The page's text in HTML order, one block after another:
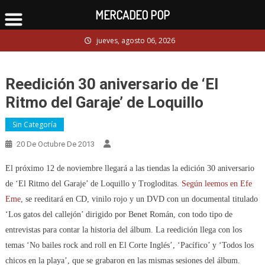
to
jueves, agosto 06, 2026
Reedición 30 aniversario de ‘El
Ritmo del Garaje’ de Loquillo
Sin Categoría
20 De Octubre De 2013
El próximo 12 de noviembre llegará a las tiendas la edición 30 aniversario
de ‘El Ritmo del Garaje’ de Loquillo y Trogloditas. Según leemos en Efe
Eme, se reeditará en CD, vinilo rojo y un DVD con un documental titulado
‘Los gatos del callejón’ dirigido por Benet Román, con todo tipo de
entrevistas para contar la historia del álbum. La reedición llega con los
temas ‘No bailes rock and roll en El Corte Inglés’, ‘Pacífico’ y ‘Todos los
chicos en la playa’, que se grabaron en las mismas sesiones del álbum.
MERCADEO POP